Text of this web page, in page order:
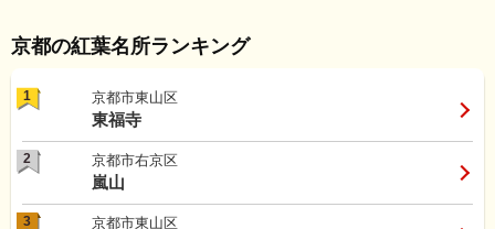
京都の紅葉名所ランキング
1 京都市東山区
東福寺
2 京都市右京区
嵐山
3 京都市東山区